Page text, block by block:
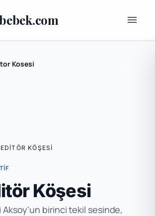
Kosesi
menu
KÖŞESI
Köşesi
Aksoy'un birinci tekil sesinde,